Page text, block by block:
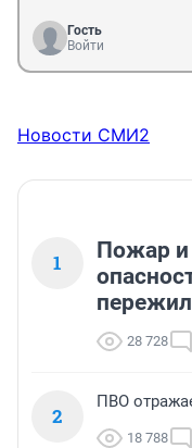
Гость
Войти
Новости СМИ2
1
Пожар и
28 728
2
ПВО
18 788